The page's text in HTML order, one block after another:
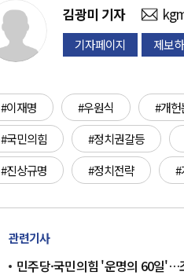
김광미 기자
기자페이지 제보
#이재명 #우원식 #개헌
#국민의힘
#정치권갈등
#진상규명
#정치전략 #
관련기사
민주당·국민의힘 '운명의 60일'…